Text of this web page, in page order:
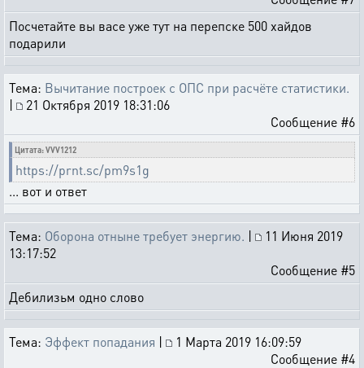
Посчетайте вы васе уже тут на перепске 500 хайдов
подарили
Тема: Вычитание построек с ОПС при расчёте статистики.
|
21 Октября 2019 18:31:06
Сообщение #6
Цитата: VVV1212
https://prnt.sc/pm9s1g
... вот и ответ
Тема: Оборона отныне требует энергию. |
11 Июня 2019
13:17:52
Сообщение #5
Дебилизьм одно слово
Тема: Эффект попадания |
1 Марта 2019 16:09:59
Сообщение #4